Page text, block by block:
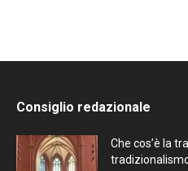
Consiglio redazionale
Che cos’è la